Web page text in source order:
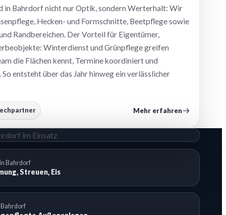
in Bahrdorf nicht nur Optik, sondern Werterhalt: Wir
Hecken- und Formschnitte, Beetpflege sowie
Randbereichen. Der Vorteil für Eigentümer,
Winterdienst und Grünpflege greifen
die Flächen kennt, Termine koordiniert und
entsteht über das Jahr hinweg ein verlässlicher
Mehr erfahren
Bahrdorf
Streuen, Eis
Bahrdorf